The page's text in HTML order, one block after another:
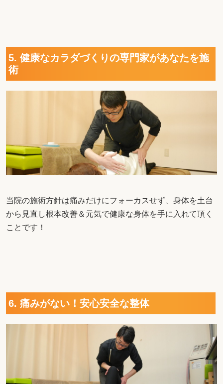
5. 健康なカラダづくりの専門家があなたを施
術
当院の施術方針は痛みだけにフォーカスせず、身体を土台
から見直し根本改善＆元気で健康な身体を手に入れて頂く
ことです！
6. 痛みがない！安心安全な整体